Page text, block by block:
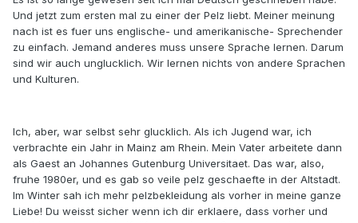
Und jetzt zum ersten mal zu einer der Pelz liebt. Meiner meinung
nach ist es fuer uns englische- und amerikanische- Sprechender
zu einfach. Jemand anderes muss unsere Sprache lernen. Darum
sind wir auch unglucklich. Wir lernen nichts von andere Sprachen
und Kulturen.
Ich, aber, war selbst sehr glucklich. Als ich Jugend war, ich
verbrachte ein Jahr in Mainz am Rhein. Mein Vater arbeitete dann
als Gaest an Johannes Gutenburg Universitaet. Das war, also,
fruhe 1980er, und es gab so veile pelz geschaefte in der Altstadt.
Im Winter sah ich mehr pelzbekleidung als vorher in meine ganze
Liebe! Du weisst sicher wenn ich dir erklaere, dass vorher und